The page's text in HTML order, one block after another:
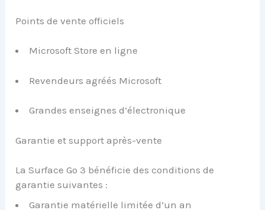
Points de vente officiels
Microsoft Store en ligne
Revendeurs agréés Microsoft
Grandes enseignes d’électronique
Garantie et support après-vente
La Surface Go 3 bénéficie des conditions de
garantie suivantes :
Garantie matérielle limitée d’un an